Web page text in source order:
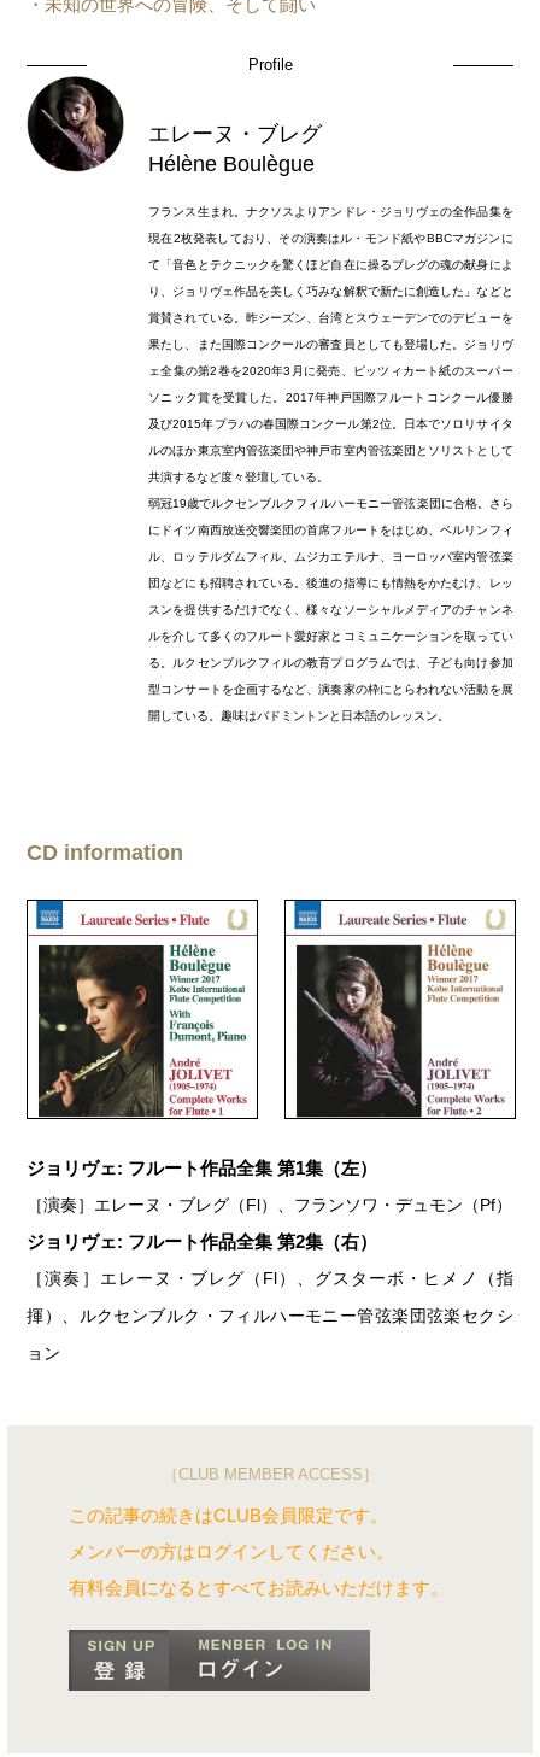
Profile
エレーヌ・ブレグ
Hélène Boulègue
フランス生まれ。ナクソスよりアンドレ・ジョリヴェの全作品集を
現在2枚発表しており、その演奏はル・モンド紙やBBCマガジンに
て「音色とテクニックを驚くほど自在に操るブレグの魂の献身によ
り、ジョリヴェ作品を美しく巧みな解釈で新たに創造した」などと
賞賛されている。昨シーズン、台湾とスウェーデンでのデビューを
果たし、また国際コンクールの審査員としても登場した。ジョリヴ
ェ全集の第2巻を2020年3月に発売、ピッツィカート紙のスーパー
ソニック賞を受賞した。2017年神戸国際フルートコンクール優勝
及び2015年プラハの春国際コンクール第2位。日本でソロリサイタ
ルのほか東京室内管弦楽団や神戸市室内管弦楽団とソリストとして
共演するなど度々登壇している。
弱冠19歳でルクセンブルクフィルハーモニー管弦楽団に合格。さら
にドイツ南西放送交響楽団の首席フルートをはじめ、ベルリンフィ
ル、ロッテルダムフィル、ムジカエテルナ、ヨーロッパ室内管弦楽
団などにも招聘されている。後進の指導にも情熱をかたむけ、レッ
スンを提供するだけでなく、様々なソーシャルメディアのチャンネ
ルを介して多くのフルート愛好家とコミュニケーションを取ってい
る。ルクセンブルクフィルの教育プログラムでは、子ども向け参加
型コンサートを企画するなど、演奏家の枠にとらわれない活動を展
開している。趣味はバドミントンと日本語のレッスン。
CD information
ジョリヴェ: フルート作品全集 第1集（左）
［演奏］エレーヌ・ブレグ（Fl）、フランソワ・デュモン（Pf）
ジョリヴェ: フルート作品全集 第2集（右）
［演奏］エレーヌ・ブレグ（Fl）、グスターボ・ヒメノ（指
揮）、ルクセンブルク・フィルハーモニー管弦楽団弦楽セクシ
ョン
［CLUB MEMBER ACCESS］
この記事の続きはCLUB会員限定です。
メンバーの方はログインしてください。
有料会員になるとすべてお読みいただけます。